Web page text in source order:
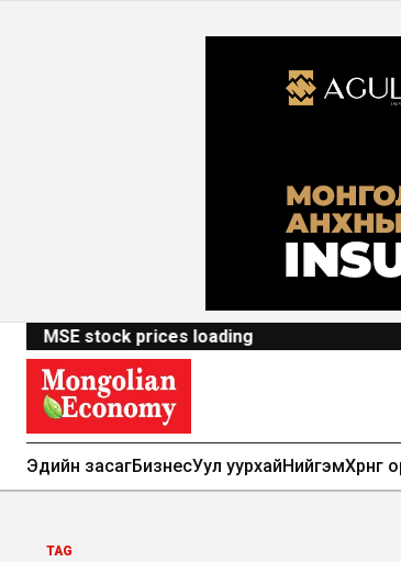
MSE stock prices loading
Эдийн засагБизнесУул уурхайНийгэм
TAG